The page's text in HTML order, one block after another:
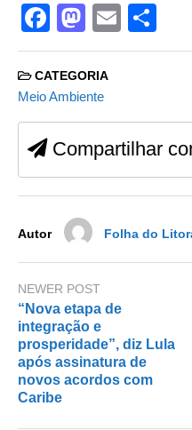
F
a
c
e
b
o
o
M
a
st
o
d
o
n
E
m h
CATEGORIA
Meio Ambiente
Compartilhar
Autor Folha do
NEWER POST
“Nova etapa de
integração e
prosperidade”, diz Lula
após assinatura de
novos acordos com
Caribe